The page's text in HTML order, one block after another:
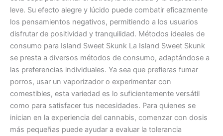
leve. Su efecto alegre y lúcido puede combatir eficazmente
los pensamientos negativos, permitiendo a los usuarios
disfrutar de positividad y tranquilidad. Métodos ideales de
consumo para Island Sweet Skunk La Island Sweet Skunk
se presta a diversos métodos de consumo, adaptándose a
las preferencias individuales. Ya sea que prefieras fumar
porros, usar un vaporizador o experimentar con
comestibles, esta variedad es lo suficientemente versátil
como para satisfacer tus necesidades. Para quienes se
inician en la experiencia del cannabis, comenzar con dosis
más pequeñas puede ayudar a evaluar la tolerancia